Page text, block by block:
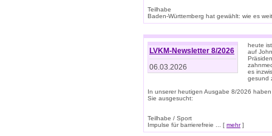
Teilhabe
Baden-Württemberg hat gewählt: wie es
LVKM-Newsletter 8/2026
06.03.2026
heute
auf
es
gesund
In unserer heutigen Ausgabe 8/2026
Sie ausgesucht:
Teilhabe / Sport
Impulse für barrierefreie ... [ mehr]